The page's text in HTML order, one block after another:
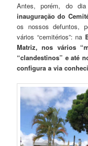
Antes, porém, do
inauguração do
os nossos defuntos,
vários “cemitérios”: na
Matriz, nos vários
“clandestinos” e até
configura a via